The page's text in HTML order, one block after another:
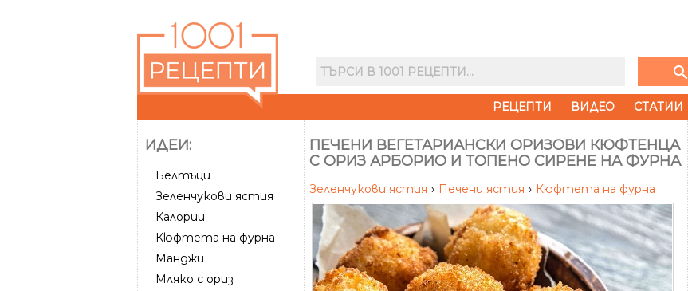
search
РЕЦЕПТИ ВИДЕО СТАТИИ
ИДЕИ:
Белтъци
Зеленчукови ястия
Калории
Кюфтета на фурна
Манджи
Мляко с ориз
ПЕЧЕНИ ВЕГЕТАРИАНСКИ ОРИЗОВИ КЮФТЕНЦА
С ОРИЗ АРБОРИО И ТОПЕНО СИРЕНЕ НА ФУРНА
Зеленчукови ястия › Печени ястия › Кюфтета на фурна